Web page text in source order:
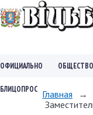
ОФИЦИАЛЬНО ОБЩЕСТВО
БЛИЦОПРОС Главная →